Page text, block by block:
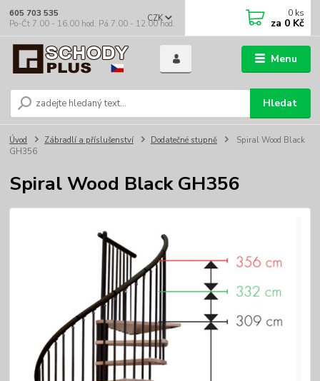
Menu
CZK
Hledat
605 703 535
Po-Čt 7.00 - 16.00 hod. Pá 7.00 - 12.00 hod.
0 ks
za 0 Kč
Úvod Zábradlí a příslušenství Dodatečné stupně
Spiral Wood Black
GH356
Spiral Wood Black GH356